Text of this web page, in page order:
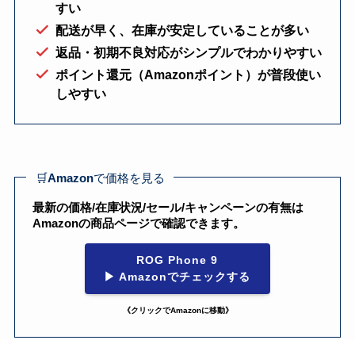
すい
配送が早く、在庫が安定していることが多い
返品・初期不良対応がシンプルでわかりやすい
ポイント還元（Amazonポイント）が普段使い
しやすい
🛒Amazonで価格を見る
最新の価格/在庫状況/セール/キャンペーンの有無は
Amazonの商品ページで確認できます。
ROG Phone 9
▶ Amazonでチェックする
《クリックでAmazonに移動》